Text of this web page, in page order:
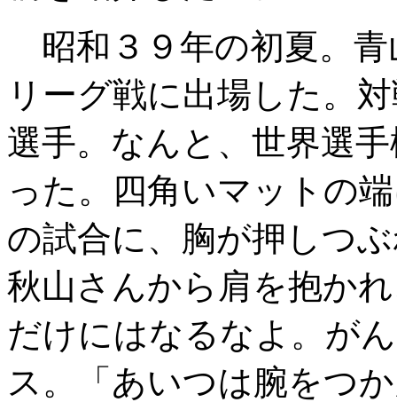
昭和３９年の初夏。青
リーグ戦に出場した。
選手。なんと、世界選
った。四角いマットの
の試合に、胸が押しつ
秋山さんから肩を抱か
だけにはなるなよ。が
ス。「あいつは腕をつ